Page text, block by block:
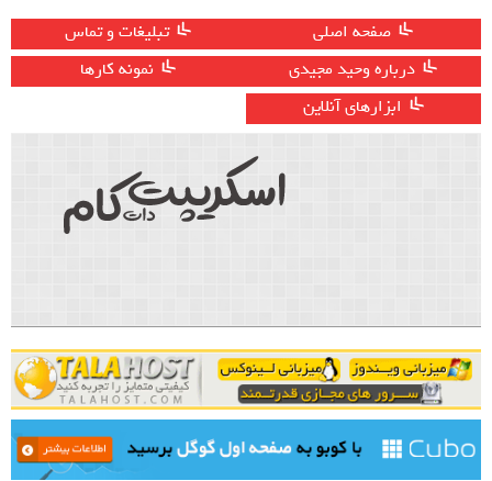
صفحه اصلی
تبلیغات و تماس
درباره وحید مجیدی
نمونه کارها
ابزارهای آنلاین